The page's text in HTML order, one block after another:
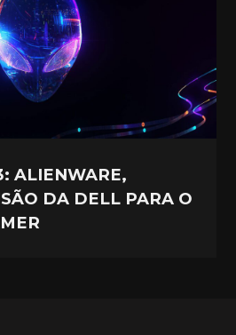
ALIENWARE,
DA DELL PARA O